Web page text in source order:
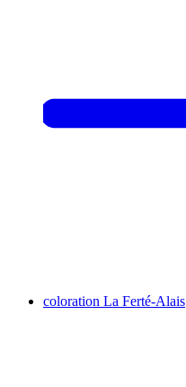
coloration La Ferté-Alais